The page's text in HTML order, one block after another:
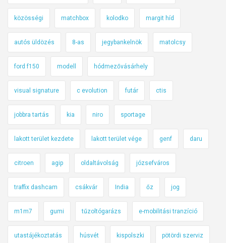
i
s
z
á
s
á
g
o
k
p
o
m
közösségi matchbox kolodko margit híd
autós üldözés 8-as jegybankelnök matolcsy
ford f150 modell hódmezővásárhely
visual signature c evolution futár ctis
jobbra tartás kia niro sportage
lakott terület kezdete lakott terület vége genf daru
citroen agip oldaltávolság józsefváros
traffix dashcam csákvár India őz jog
m1m7 gumi tűzoltógarázs e-mobilitási tranzíció
utastájékoztatás húsvét kispolszki pötördi szerviz